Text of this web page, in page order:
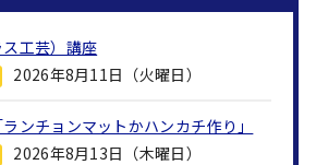
工芸）講座
2026年8月11日（火曜日）
ンチョンマットかハンカチ作り」
2026年8月13日（木曜日）